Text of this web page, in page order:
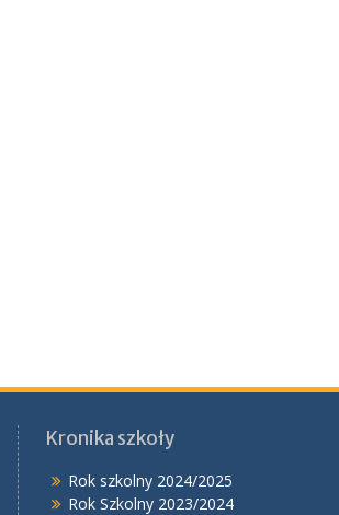
Kronika szkoły
Rok szkolny 2024/2025
Rok Szkolny 2023/2024